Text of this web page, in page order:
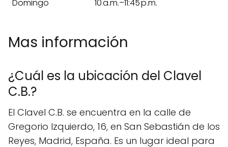
Domingo
10 a.m.–11:45 p.m.
Mas información
¿Cuál es la ubicación del Clavel
C.B.?
El Clavel C.B. se encuentra en la calle de
Gregorio Izquierdo, 16, en San Sebastián de los
Reyes, Madrid, España. Es un lugar ideal para